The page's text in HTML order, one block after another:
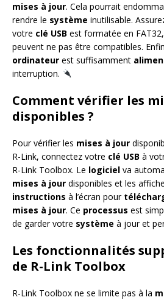
mises à jour. Cela pourrait
rendre le système inutilisable.
votre clé USB est formatée en
peuvent ne pas être compatibles.
ordinateur est suffisamment
interruption.
Comment vérifier les
disponibles ?
Pour vérifier les mises à jour
R-Link, connectez votre clé USB à
R-Link Toolbox. Le logiciel va
mises à jour disponibles et les
instructions à l’écran pour
mises à jour. Ce processus est
de garder votre système à jour et
Les fonctionnalités
de R-Link Toolbox
R-Link Toolbox ne se limite pas à la